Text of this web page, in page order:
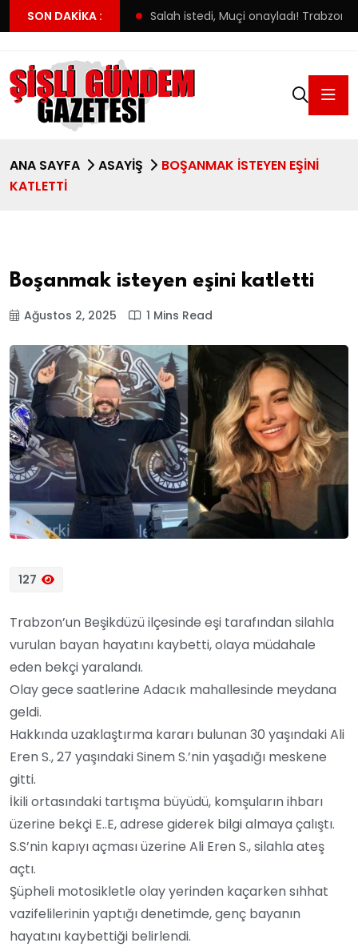
SON DAKIKA :
bin tavuk telef oldu Salah istedi, Muçi onayladı!
ANA SAYFA ASAYIŞ
BOŞANMAK ISTEYEN EŞINI
KATLETTI
Boşanmak isteyen eşini katletti
Ağustos 2, 2025 1 Mins Read
127
Trabzon’un Beşikdüzü ilçesinde eşi tarafından silahla
vurulan bayan hayatını kaybetti, olaya müdahale
eden bekçi yaralandı.
Olay gece saatlerine Adacık mahallesinde meydana
geldi.
Hakkında uzaklaştırma kararı bulunan 30 yaşındaki Ali
Eren S., 27 yaşındaki Sinem S.’nin yaşadığı meskene
gitti.
İkili ortasındaki tartışma büyüdü, komşuların ihbarı
üzerine bekçi E..E, adrese giderek bilgi almaya çalıştı.
S.S’nin kapıyı açması üzerine Ali Eren S., silahla ateş
açtı.
Şüpheli motosikletle olay yerinden kaçarken sıhhat
vazifelilerinin yaptığı denetimde, genç bayanın
hayatını kaybettiği belirlendi.